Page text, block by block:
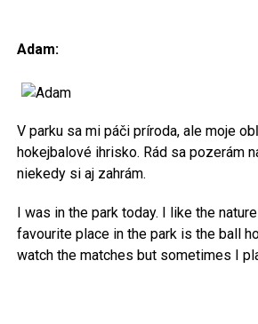
Adam:
V parku sa mi páči príroda, ale moje
hokejbalové ihrisko. Rád sa pozerám
niekedy si aj zahrám.
I was in the park today. I like the
favourite place in the park is the ball
watch the matches but sometimes I